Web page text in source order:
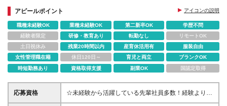
★昇給＆賞与年2回
★SNS運用も♪
★産育休取得率100％
★キャリアパスが豊富
アピールポイント アイコンの説明
職種未経験OK 業種未経験OK 第二新卒OK
学歴不問
経験者限定
研修・教育あり 転勤なし
リモートOK
土日祝休み
残業20時間以内 産育休活用有
服装自由
女性管理職在籍
休日120日～ 育児と両立
ブランクOK
時短勤務あり
資格取得支援 副業OK 国認定取得
応募資格
☆未経験から活躍している先輩社員多数！経験よりも
意欲や人物重視で選考します！ ◆業種・職種未経験